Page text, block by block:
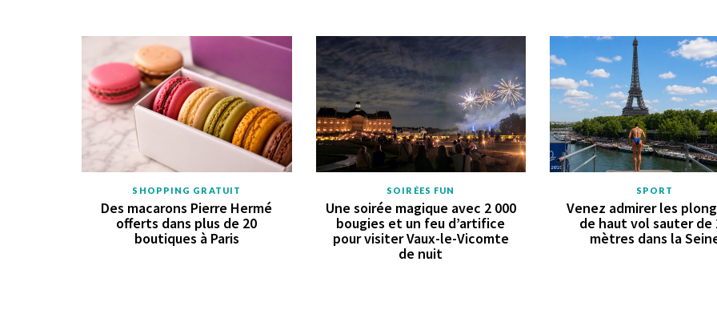
SHOPPING GRATUIT
Des macarons Pierre Hermé
offerts dans plus de 20
boutiques à Paris
SOIRÉES FUN
Une soirée magique avec 2 000
bougies et un feu d’artifice
pour visiter Vaux-le-Vicomte
de nuit
SPORT
Venez admirer les
de haut vol sauter de
mètres dans la